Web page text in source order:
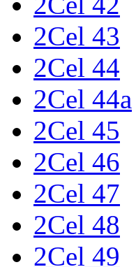
2Cel 43
2Cel 44
2Cel 44a
2Cel 45
2Cel 46
2Cel 47
2Cel 48
2Cel 49